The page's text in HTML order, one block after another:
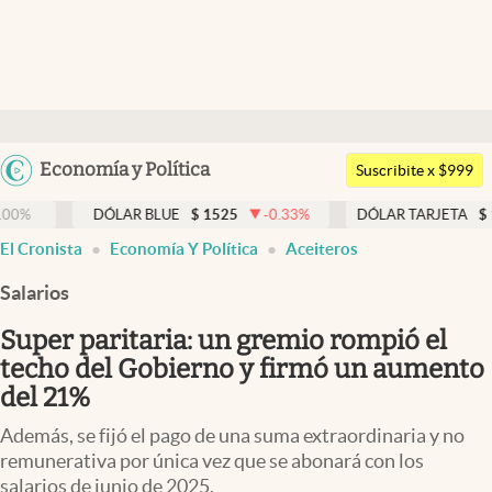
Argentina
Uruguay
Economía y Política
Members
Economía y Política
Finanzas y Mercados
Mercados Online
Negocios
Columnistas
Apertura
Suscribite x $999
DÓLAR BLUE $ 1525 -0.33% DÓLAR TARJETA $ 1976
El Cronista Economía Y Política Aceiteros
Salarios
Super paritaria: un gremio rompió el
techo del Gobierno y firmó un aumento
del 21%
Además, se fijó el pago de una suma extraordinaria y no
remunerativa por única vez que se abonará con los
salarios de junio de 2025.